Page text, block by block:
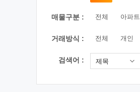
매물구분 : 전체 아파트
거래방식 : 전체 개인
검색어 : 제목